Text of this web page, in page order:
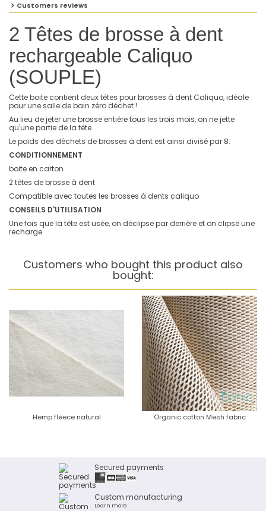
Customers reviews
2 Têtes de brosse à dent
rechargeable Caliquo
(SOUPLE)
Cette boite contient deux têtes pour brosses à dent Caliquo, idéale
pour une salle de bain zéro déchet !
Au lieu de jeter une brosse entière tous les trois mois, on ne jette
qu'une partie de la tête.
Le poids des déchets de brosses à dent est ainsi divisé par 8.
CONDITIONNEMENT
boite en carton
2 têtes de brosse à dent
Compatible avec toutes les brosses à dents caliquo
CONSEILS D'UTILISATION
Une fois que la tête est usée, on déclipse par derrière et on clipse une
recharge.
Customers who bought this product also
bought:
Hemp fleece natural Organic cotton Mesh fabric
Secured payments
Custom manufacturing
Learn more